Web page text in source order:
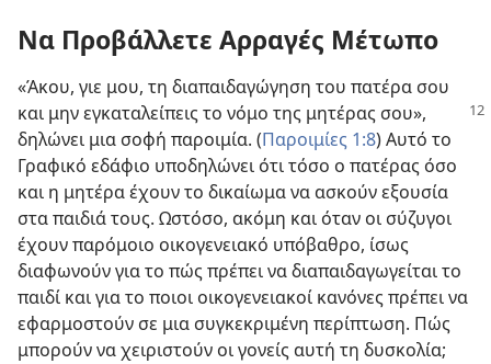
Να Προβάλλετε Αρραγές Μέτωπο
«Άκου, γιε μου, τη διαπαιδαγώγηση του πατέρα σου
και μην εγκαταλείπεις το νόμο της μητέρας σου»,
δηλώνει μια σοφή παροιμία. (Παροιμίες 1:8) Αυτό το
Γραφικό εδάφιο υποδηλώνει ότι τόσο ο πατέρας όσο
και η μητέρα έχουν το δικαίωμα να ασκούν εξουσία
στα παιδιά τους. Ωστόσο, ακόμη και όταν οι σύζυγοι
έχουν παρόμοιο οικογενειακό υπόβαθρο, ίσως
διαφωνούν για το πώς πρέπει να διαπαιδαγωγείται το
παιδί και για το ποιοι οικογενειακοί κανόνες πρέπει να
εφαρμοστούν σε μια συγκεκριμένη περίπτωση. Πώς
μπορούν να χειριστούν οι γονείς αυτή τη δυσκολία;